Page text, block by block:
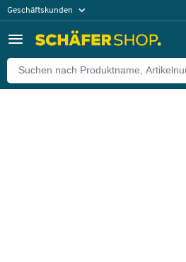
Geschäftskunden
Zurück